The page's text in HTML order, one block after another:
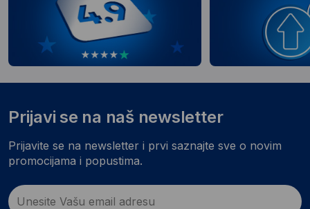
Prijavi se na naš newsletter
Prijavite se na newsletter i prvi saznajte sve o novim
promocijama i popustima.